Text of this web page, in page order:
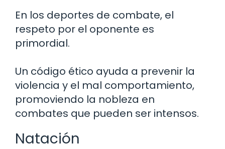
En los deportes de combate, el
respeto por el oponente es
primordial.
Un código ético ayuda a prevenir la
violencia y el mal comportamiento,
promoviendo la nobleza en
combates que pueden ser intensos.
Natación